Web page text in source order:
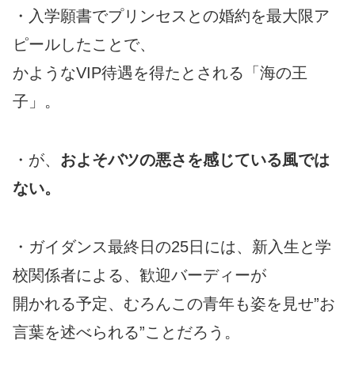
・入学願書でプリンセスとの婚約を最大限ア
ピールしたことで、
かようなVIP待遇を得たとされる「海の王
子」。
・が、 およそバツの悪さを感じている風では
ない。
・ガイダンス最終日の25日には、新入生と学
校関係者による、歓迎バーディーが
開かれる予定、むろんこの青年も姿を見せ”お
言葉を述べられる”ことだろう。